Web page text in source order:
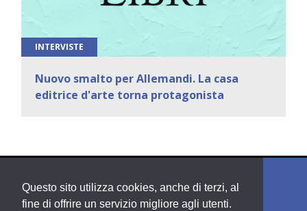
Questo sito utilizza cookies, anche di terzi, al
fine di offrire un servizio migliore agli utenti.
INTERVISTE
Nuovo smalto per Allemandi. La casa
editrice d'arte torna protagonista